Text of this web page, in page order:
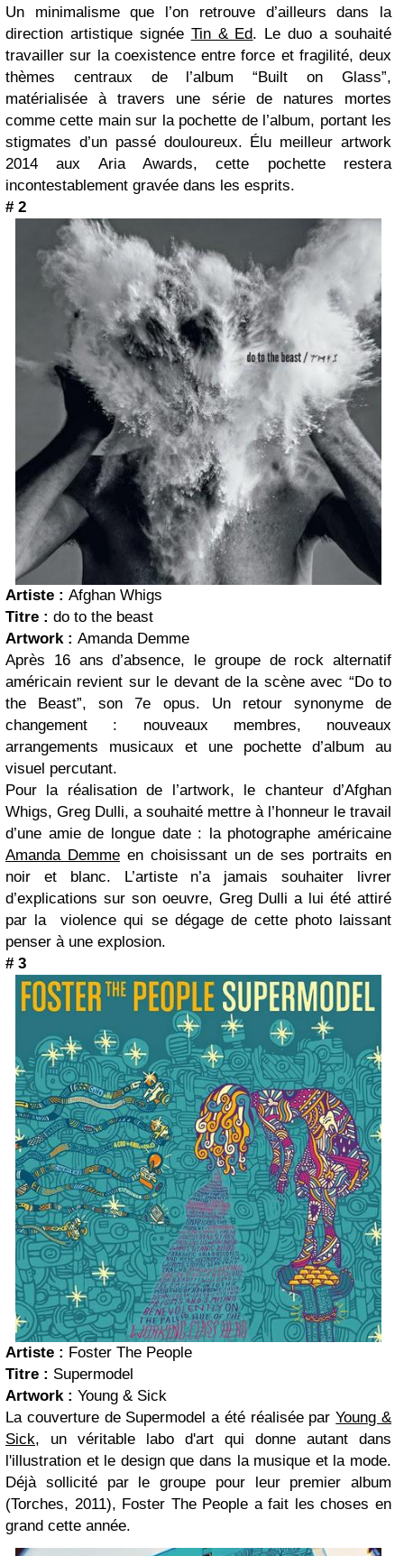
Un minimalisme que l’on retrouve d’ailleurs dans la
direction artistique signée Tin & Ed. Le duo a souhaité
travailler sur la coexistence entre force et fragilité, deux
thèmes centraux de l’album “Built on Glass”,
matérialisée à travers une série de natures mortes
comme cette main sur la pochette de l’album, portant les
stigmates d’un passé douloureux. Élu meilleur artwork
2014 aux Aria Awards, cette pochette restera
incontestablement gravée dans les esprits.
# 2
Artiste : Afghan Whigs
Titre : do to the beast
Artwork : Amanda Demme
Après 16 ans d’absence, le groupe de rock alternatif
américain revient sur le devant de la scène avec “Do to
the Beast”, son 7e opus. Un retour synonyme de
changement : nouveaux membres, nouveaux
arrangements musicaux et une pochette d’album au
visuel percutant.
Pour la réalisation de l’artwork, le chanteur d’Afghan
Whigs, Greg Dulli, a souhaité mettre à l’honneur le travail
d’une amie de longue date : la photographe américaine
Amanda Demmeen choisissant un de ses portraits en
noir et blanc. L’artiste n’a jamais souhaiter livrer
d’explications sur son oeuvre, Greg Dulli a lui été attiré
par la violence qui se dégage de cette photo laissant
penser à une explosion.
# 3
Artiste : Foster The People
Titre : Supermodel
Artwork : Young & Sick
La couverture de Supermodel a été réalisée parYoung &
Sick, un véritable labo d'art qui donne autant dans
l'illustration et le design que dans la musique et la mode.
Déjà sollicité par le groupe pour leur premier album
(Torches, 2011), Foster The People a fait les choses en
grand cette année.